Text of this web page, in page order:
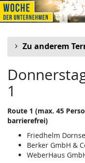
Zum
Haupt-
springen
WOCHE
DER
KREIS
OLPE
2026
Zu anderem
1
Route 1 (max. 45
barrierefrei)
Friedhelm
Berker GmbH &
WeberHaus